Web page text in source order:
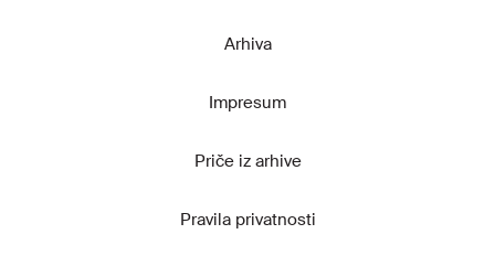
Arhiva
Impresum
Priče iz arhive
Pravila privatnosti